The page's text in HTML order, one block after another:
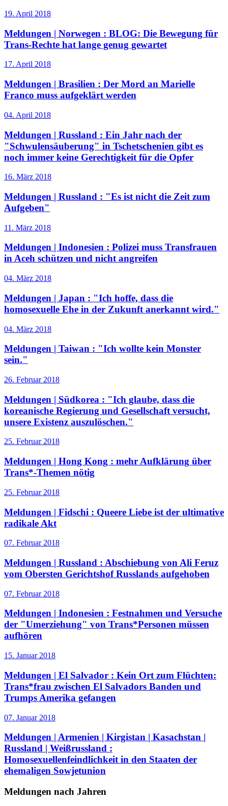
19. April 2018
Meldungen | Norwegen : BLOG: Die Bewegung für
Trans-Rechte hat lange genug gewartet
17. April 2018
Meldungen | Brasilien : Der Mord an Marielle
Franco muss aufgeklärt werden
04. April 2018
Meldungen | Russland : Ein Jahr nach der
"Schwulensäuberung" in Tschetschenien gibt es
noch immer keine Gerechtigkeit für die Opfer
16. März 2018
Meldungen | Russland : "Es ist nicht die Zeit zum
Aufgeben"
11. März 2018
Meldungen | Indonesien : Polizei muss Transfrauen
in Aceh schützen und nicht angreifen
04. März 2018
Meldungen | Japan : "Ich hoffe, dass die
homosexuelle Ehe in der Zukunft anerkannt wird."
04. März 2018
Meldungen | Taiwan : "Ich wollte kein Monster
sein."
26. Februar 2018
Meldungen | Südkorea : "Ich glaube, dass die
koreanische Regierung und Gesellschaft versucht,
unsere Existenz auszulöschen."
25. Februar 2018
Meldungen | Hong Kong : mehr Aufklärung über
Trans*-Themen nötig
25. Februar 2018
Meldungen | Fidschi : Queere Liebe ist der ultimative
radikale Akt
07. Februar 2018
Meldungen | Russland : Abschiebung von Ali Feruz
vom Obersten Gerichtshof Russlands aufgehoben
07. Februar 2018
Meldungen | Indonesien : Festnahmen und Versuche
der "Umerziehung" von Trans*Personen müssen
aufhören
15. Januar 2018
Meldungen | El Salvador : Kein Ort zum Flüchten:
Trans*frau zwischen El Salvadors Banden und
Trumps Amerika gefangen
07. Januar 2018
Meldungen | Armenien | Kirgistan | Kasachstan |
Russland | Weißrussland :
Homosexuellenfeindlichkeit in den Staaten der
ehemaligen Sowjetunion
Meldungen nach Jahren